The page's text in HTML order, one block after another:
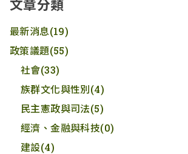
文章分類
最新消息(19)
政策議題(55)
社會(33)
族群文化與性別(4)
民主憲政與司法(5)
經濟、金融與科技(0)
建設(4)